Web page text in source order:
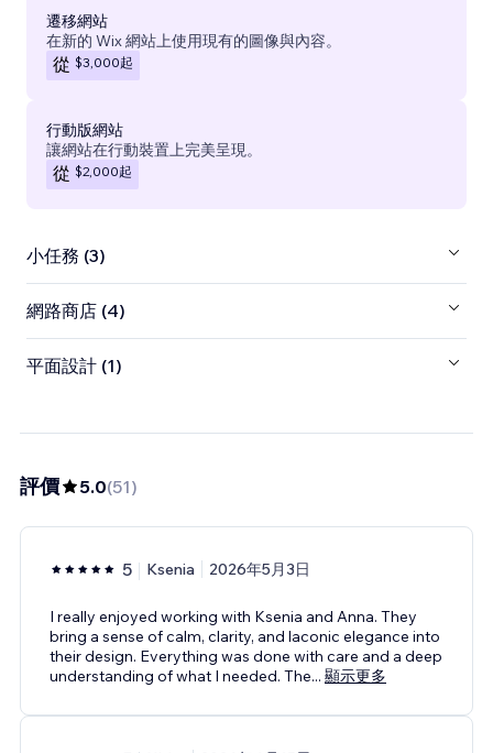
遷移網站
在新的 Wix 網站上使用現有的圖像與內容。
從 $3,000起
行動版網站
讓網站在行動裝置上完美呈現。
從 $2,000起
小任務 (3)
網路商店 (4)
平面設計 (1)
評價 5.0(51)
5 Ksenia 2026年5月3日
I really enjoyed working with Ksenia and Anna. They
bring a sense of calm, clarity, and laconic elegance into
their design. Everything was done with care and a deep
understanding of what I needed. The... 顯示更多